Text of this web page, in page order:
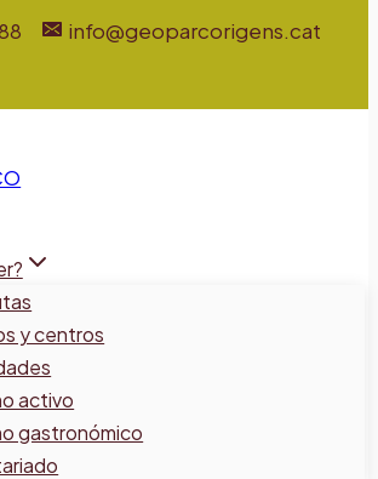
info@geoparcorigens.cat
y centros
activo
gastronómico